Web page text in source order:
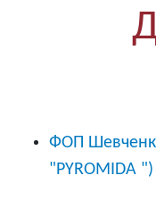
ФОП
"PYROMIDA ")